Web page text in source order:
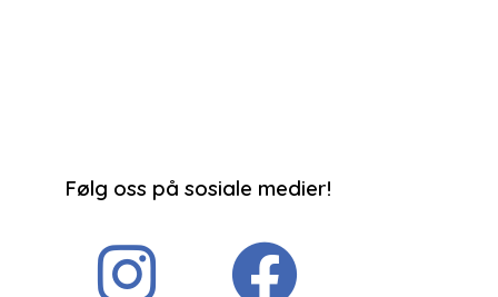
Følg oss på sosiale medier!